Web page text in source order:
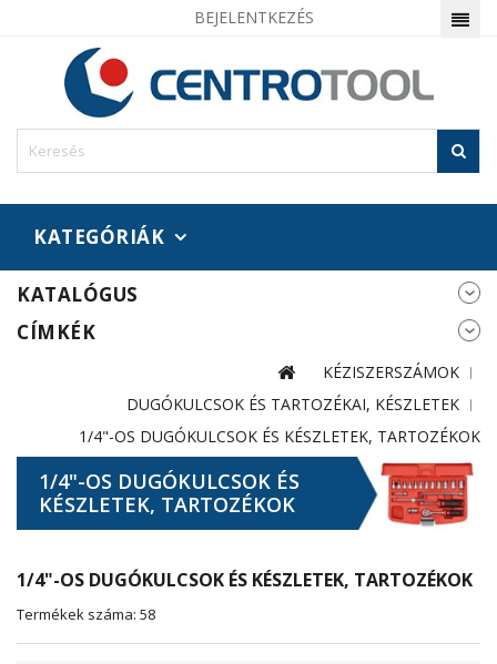
BEJELENTKEZÉS
KATEGÓRIÁK
KATALÓGUS
CÍMKÉK
KÉZISZERSZÁMOK
DUGÓKULCSOK ÉS TARTOZÉKAI, KÉSZLETEK
1/4"-OS DUGÓKULCSOK ÉS KÉSZLETEK, TARTOZÉKOK
1/4"-OS DUGÓKULCSOK ÉS
KÉSZLETEK, TARTOZÉKOK
1/4"-OS DUGÓKULCSOK ÉS KÉSZLETEK, TARTOZÉKOK
Termékek száma: 58